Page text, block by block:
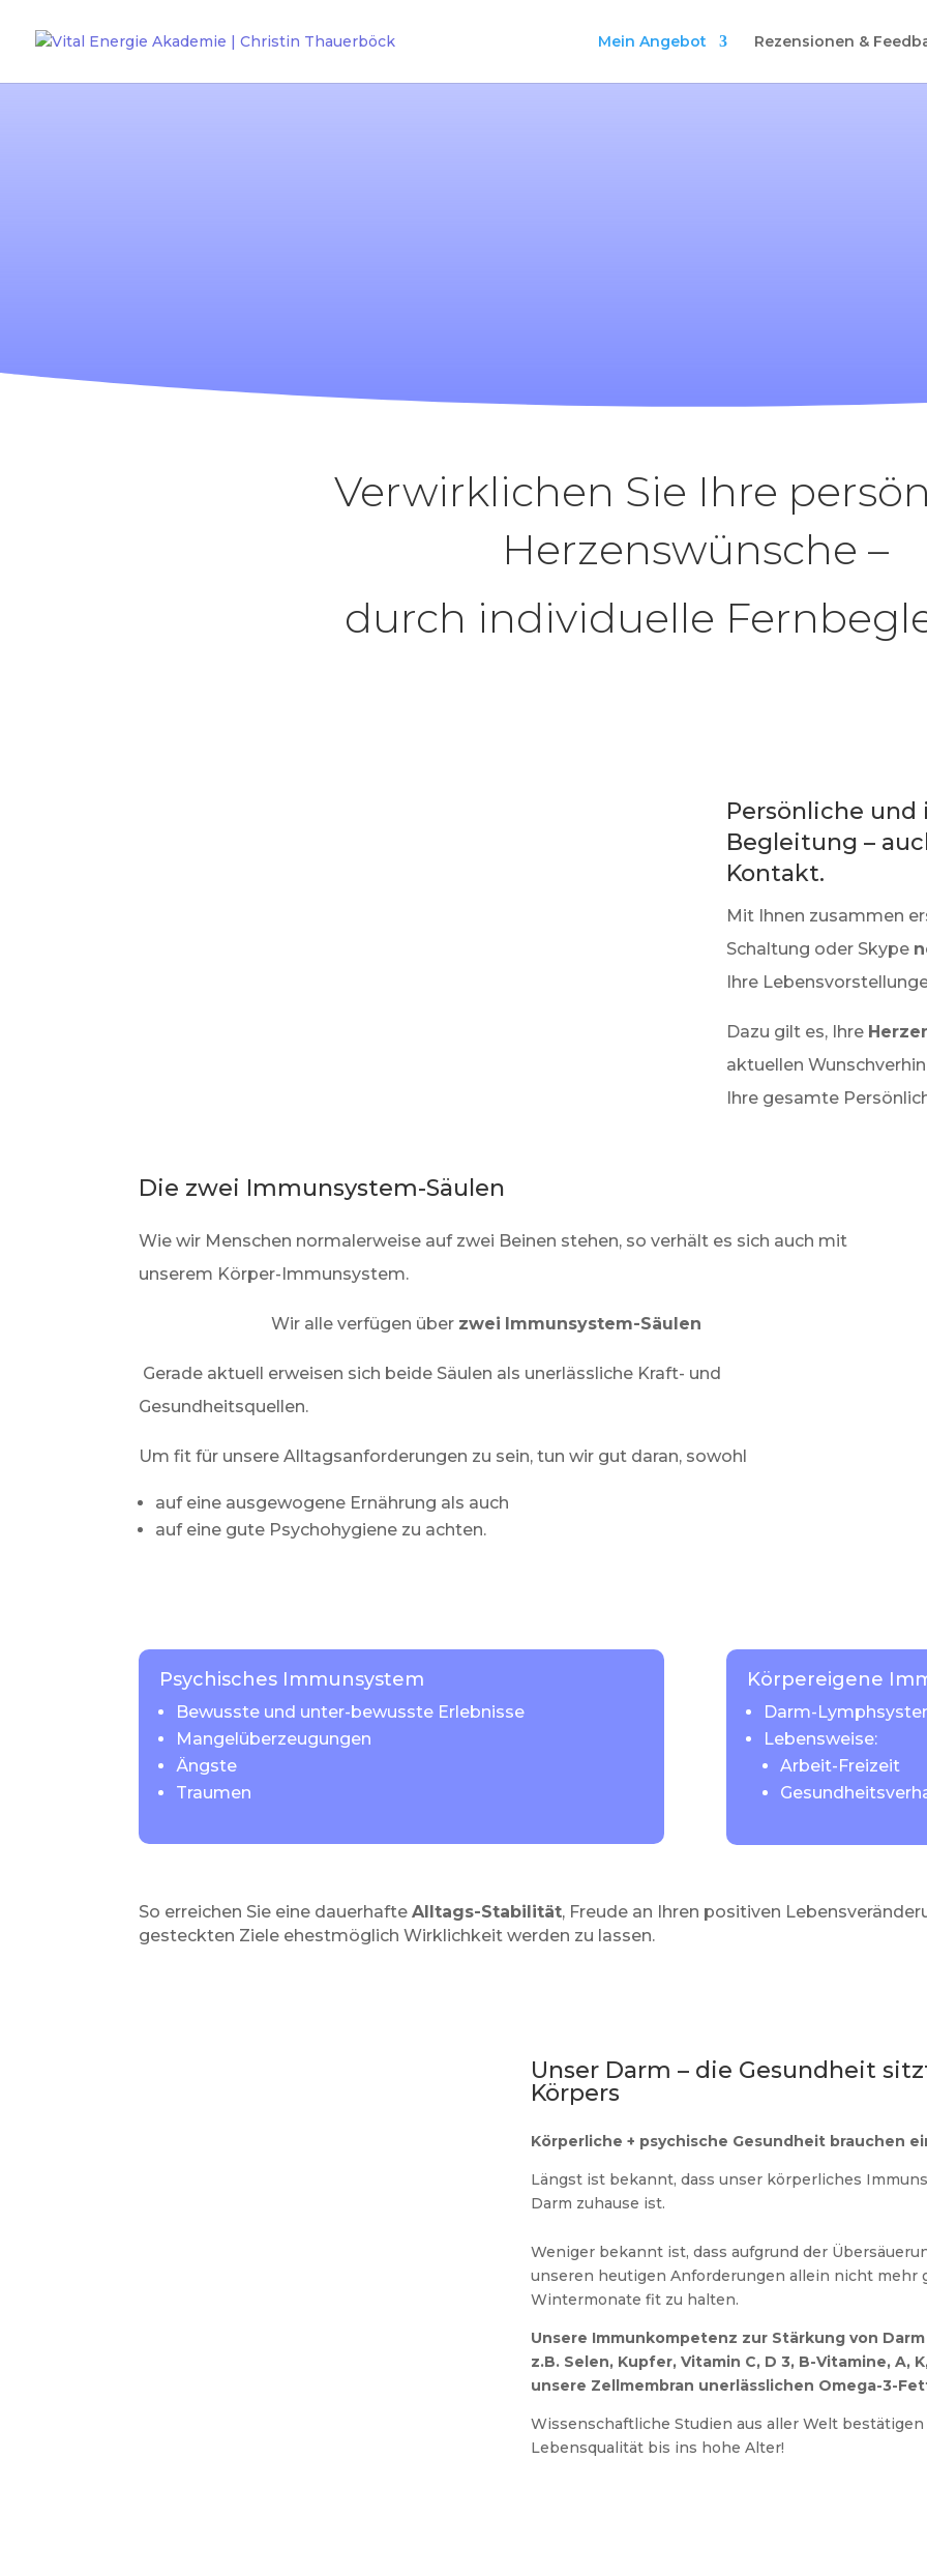
Mein Angebot Rezensionen &
Verwirklichen Sie Ihre
Herzenswünsche –
durch individuelle
Persönliche
Begleitung –
Kontakt.
Mit Ihnen zusammen
Schaltung oder Skype
Ihre
Dazu gilt es, Ihre
aktuellen
Ihre gesamte
Die zwei Immunsystem-Säulen
Wie wir Menschen normalerweise auf zwei Beinen stehen, so verhält es sich auch mit
unserem Körper-Immunsystem.
Wir alle verfügen über zwei Immunsystem-Säulen
Gerade aktuell erweisen sich beide Säulen als unerlässliche Kraft- und
Gesundheitsquellen.
Um fit für unsere Alltagsanforderungen zu sein, tun wir gut daran, sowohl
auf eine ausgewogene Ernährung als auch
auf eine gute Psychohygiene zu achten.
Psychisches Immunsystem
Bewusste und unter-bewusste Erlebnisse
Mangelüberzeugungen
Ängste
Traumen
Körpereigene
Darm-
Lebensweise:
Arbeit-Freizeit
So erreichen Sie eine dauerhafteAlltags-Stabilität, Freude an Ihren positiven
gesteckten Ziele ehestmöglich Wirklichkeit werden zu lassen.
Unser Darm – die Gesundheit
Körpers
Körperliche + psychische Gesundheit brauchen
Längst ist bekannt, dass unser körperliches
Darm zuhause ist.
Weniger bekannt ist, dass aufgrund der
unseren heutigen Anforderungen allein nicht mehr
Wintermonate fit zu halten.
Unsere Immunkompetenz zur Stärkung von
z.B. Selen, Kupfer, Vitamin C, D 3, B-Vitamine, A,
unsere Zellmembran unerlässlichen Omega-3-
Wissenschaftliche Studien aus aller Welt
Lebensqualität bis ins hohe Alter!